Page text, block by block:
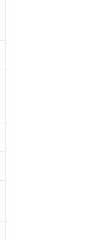
ものではありません。
出荷製品に未対応品が
、2022年1月12日よ